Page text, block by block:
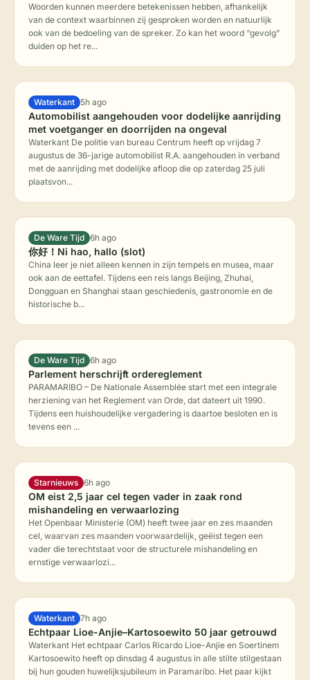
Woorden kunnen meerdere betekenissen hebben, afhankelijk
van de context waarbinnen zij gesproken worden en natuurlijk
ook van de bedoeling van de spreker. Zo kan het woord “gevolg”
duiden op het re...
Waterkant 5h ago
Automobilist aangehouden voor dodelijke aanrijding
met voetganger en doorrijden na ongeval
Waterkant De politie van bureau Centrum heeft op vrijdag 7
augustus de 36-jarige automobilist R.A. aangehouden in verband
met de aanrijding met dodelijke afloop die op zaterdag 25 juli
plaatsvon...
De Ware Tijd 6h ago
你好！Ni hao, hallo (slot)
China leer je niet alleen kennen in zijn tempels en musea, maar
ook aan de eettafel. Tijdens een reis langs Beijing, Zhuhai,
Dongguan en Shanghai staan geschiedenis, gastronomie en de
historische b...
De Ware Tijd 6h ago
Parlement herschrijft ordereglement
PARAMARIBO – De Nationale Assemblée start met een integrale
herziening van het Reglement van Orde, dat dateert uit 1990.
Tijdens een huishoudelijke vergadering is daartoe besloten en is
tevens een ...
Starnieuws 6h ago
OM eist 2,5 jaar cel tegen vader in zaak rond
mishandeling en verwaarlozing
Het Openbaar Ministerie (OM) heeft twee jaar en zes maanden
cel, waarvan zes maanden voorwaardelijk, geëist tegen een
vader die terechtstaat voor de structurele mishandeling en
ernstige verwaarlozi...
Waterkant 7h ago
Echtpaar Lioe-Anjie–Kartosoewito 50 jaar getrouwd
Waterkant Het echtpaar Carlos Ricardo Lioe-Anjie en Soertinem
Kartosoewito heeft op dinsdag 4 augustus in alle stilte stilgestaan
bij hun gouden huwelijksjubileum in Paramaribo. Het paar kijkt